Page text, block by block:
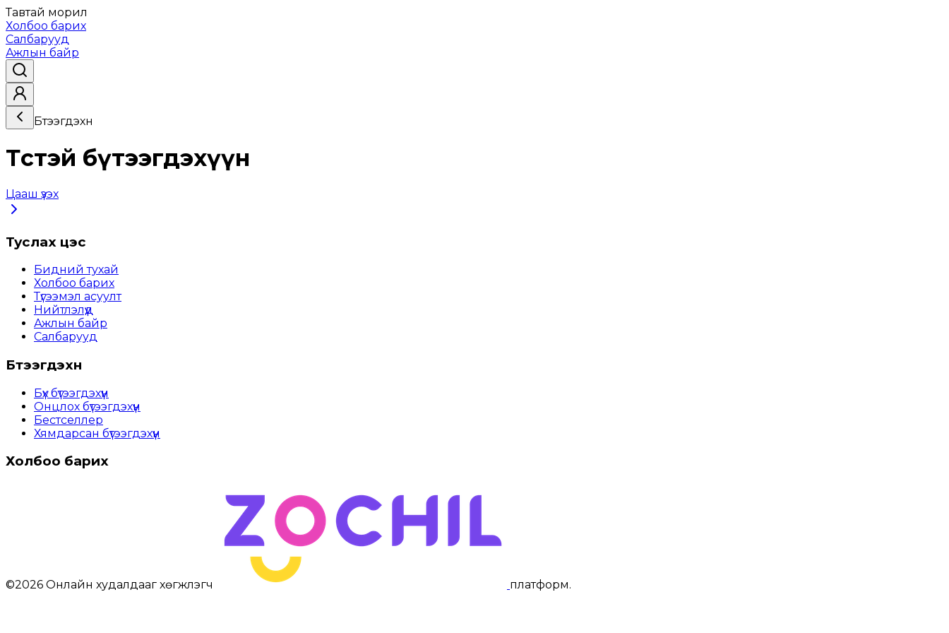
Тавтай морил
Холбоо барих
Салбарууд
Ажлын байр
Бүтээгдэхүүн
Төстэй бүтээгдэхүүн
Цааш үзэх
Туслах цэс
Бидний тухай
Холбоо барих
Түгээмэл асуулт
Нийтлэлүүд
Ажлын байр
Салбарууд
Бүтээгдэхүүн
Бүх бүтээгдэхүүн
Онцлох бүтээгдэхүүн
Бестселлер
Хямдарсан бүтээгдэхүүн
Холбоо барих
©2026 Онлайн худалдааг хөгжүүлэгч платформ.